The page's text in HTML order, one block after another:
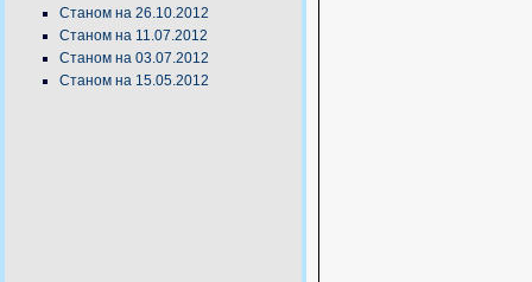
Станом на 26.10.2012
Станом на 11.07.2012
Станом на 03.07.2012
Станом на 15.05.2012